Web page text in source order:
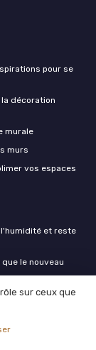
pour se
la décoration
murale
murs
vos espaces
l'humidité et reste
le nouveau
et du coin bureau
à gagner d'un mur
sur ceux que